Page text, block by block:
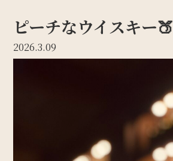
ピーチなウイスキー🍑
2026.3.09